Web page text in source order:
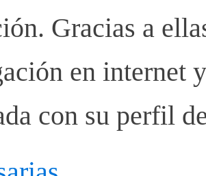
Gracias a
en internet
con su perfil